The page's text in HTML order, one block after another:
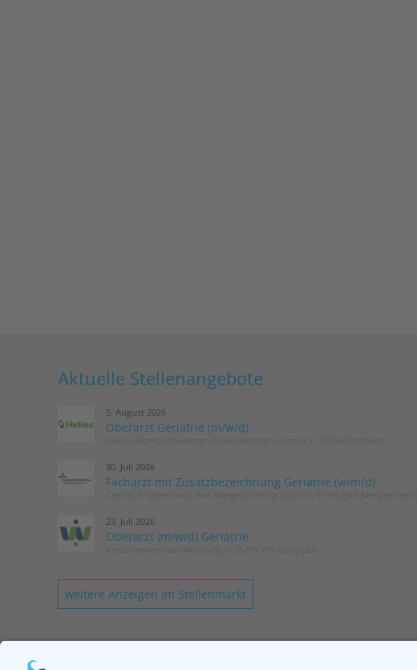
Aktuelle Stellenangebote
5. August 2026
Oberarzt Geriatrie (m/w/d)
30. Juli 2026
Facharzt mit Zusatzbezeichnung Geriatrie (w/m/d)
23. Juli 2026
Oberarzt (m/w/d) Geriatrie
weitere Anzeigen im Stellenmarkt